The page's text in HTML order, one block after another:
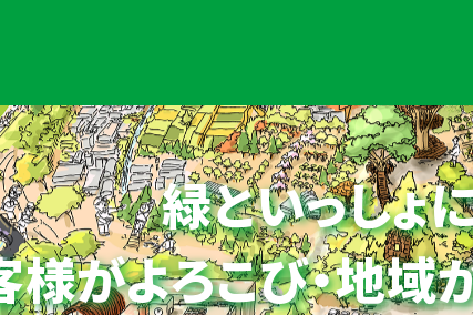
緑といっしょ
がよろこび・地域